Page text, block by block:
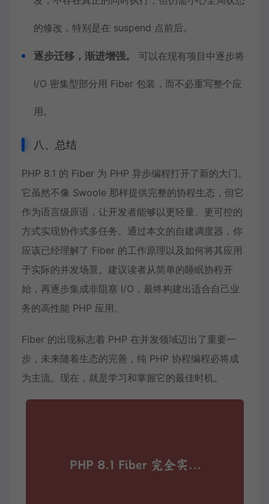
的修改，特别是在 suspend 点前后。
逐步迁移，渐进增强。 可以在现有项目中逐步将
I/O 密集型部分用 Fiber 包装，而不必重写整个应
用。
八、总结
PHP 8.1 的 Fiber 为 PHP 异步编程打开了新的大门。
它虽然不像 Swoole 那样提供完整的协程生态，但它
作为语言级原语，让开发者能够以更轻量、更可控的
方式实现协作式多任务。通过本文的自建调度器，你
应该已经理解了 Fiber 的工作原理以及如何将其应用
于实际的并发场景。建议读者从简单的睡眠协程开
始，再逐步集成非阻塞 I/O，最终构建出适合自己业
务的高性能 PHP 应用。
Fiber 的出现标志着 PHP 在并发领域迈出了重要一
步，未来随着生态的完善，纯 PHP 协程编程必将成
为主流。现在，就是学习和掌握它的最佳时机。